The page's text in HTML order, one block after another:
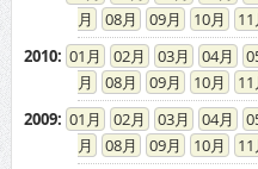
08
09 10 11
2010: 01 02 03 04
08
09 10 11
2009: 01 02 03 04
08
09 10 11